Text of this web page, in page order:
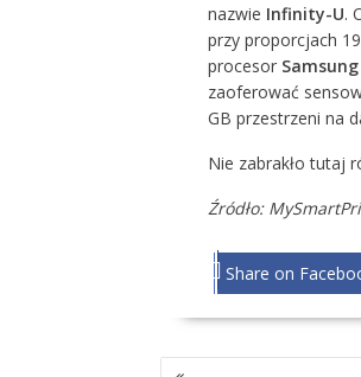
nazwie Infinity-U.
przy proporcjach
procesor
zaoferować
GB przestrzeni na
Nie zabrakło tutaj
Źródło:
Share on
NAWIGACJA